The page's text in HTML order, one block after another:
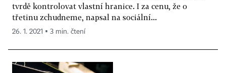
tvrdě kontrolovat vlastní hranice. I za cenu, že o
třetinu zchudneme, napsal na sociální...
26. 1. 2021 ▪ 3 min. čtení